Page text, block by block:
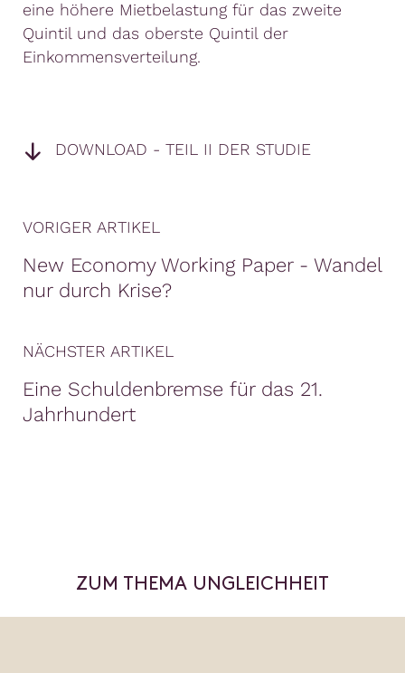
eine höhere Mietbelastung für das zweite
Quintil und das oberste Quintil der
Einkommensverteilung.
DOWNLOAD - TEIL II DER STUDIE
VORIGER ARTIKEL
New Economy Working Paper - Wandel
nur durch Krise?
NÄCHSTER ARTIKEL
Eine Schuldenbremse für das 21.
Jahrhundert
ZUM THEMA UNGLEICHHEIT